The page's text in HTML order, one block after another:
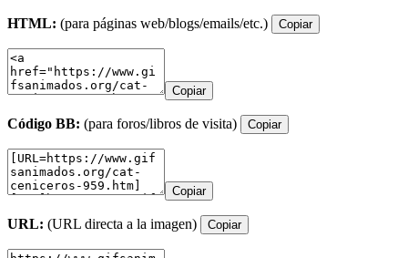
HTML: (para páginas web/blogs/emails/etc.) Copiar
Copiar
Código BB: (para foros/libros de visita) Copiar
Copiar
URL: (URL directa a la imagen) Copiar